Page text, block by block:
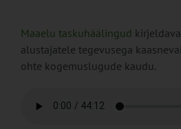
Maaelu taskuhäälingud
alustajatele tegevusega
ohte kogemuslugude kaudu.